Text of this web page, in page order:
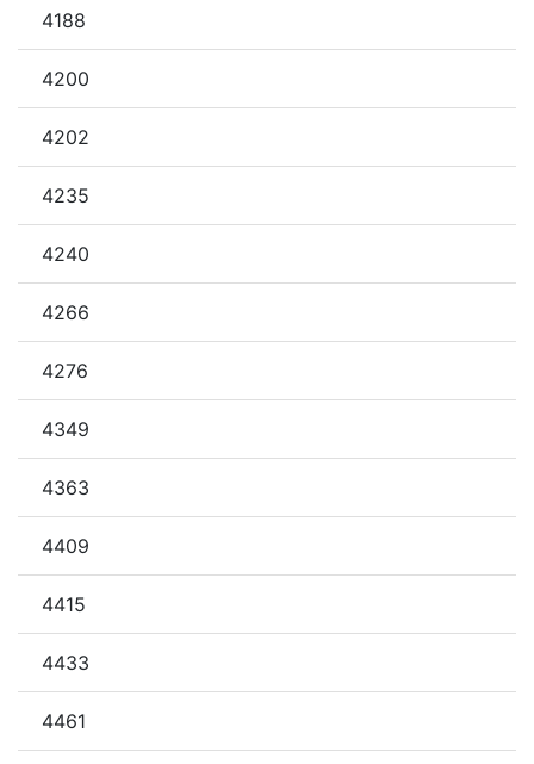
4188
4200
4202
4235
4240
4266
4276
4349
4363
4409
4415
4433
4461